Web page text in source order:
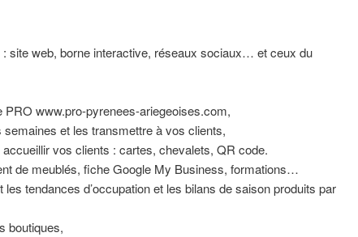
site web, borne interactive, réseaux sociaux… et ceux du
PRO www.pro-pyrenees-ariegeoises.com,
et les transmettre à vos clients,
vos clients : cartes, chevalets, QR code.
de meublés, fiche Google My Business, formations…
tendances d’occupation et les bilans de saison produits par
boutiques,